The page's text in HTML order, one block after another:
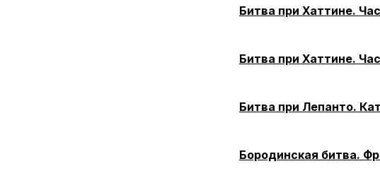
Битва при Хаттине.
Битва при Хаттине.
Битва при Лепанто.
Бородинская битва.